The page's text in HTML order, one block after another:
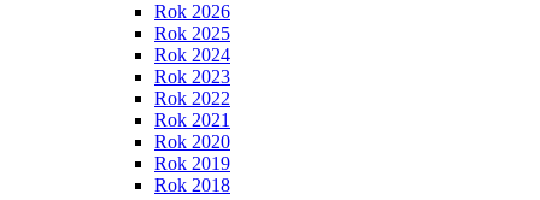
Rok 2026
Rok 2025
Rok 2024
Rok 2023
Rok 2022
Rok 2021
Rok 2020
Rok 2019
Rok 2018